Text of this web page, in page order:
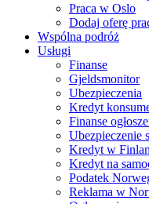
Praca w Oslo
Dodaj oferę
Wspólna podróż
Usługi
Finanse
Gjeldsmonitor
Ubezpieczenia
Kredyt
Finanse
Ubezpieczenie
Kredyt w
Kredyt na
Podatek
Reklama w